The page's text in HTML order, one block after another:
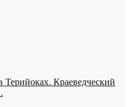
Терийоках. Краеведческий